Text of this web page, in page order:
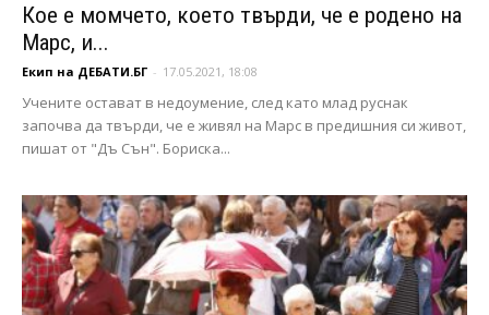
Кое е момчето, което твърди, че е родено на
Марс, и...
Екип на ДЕБАТИ.БГ - 17.05.2021, 18:08
Учените остават в недоумение, след като млад руснак
започва да твърди, че е живял на Марс в предишния си живот,
пишат от "Дъ Сън". Бориска...